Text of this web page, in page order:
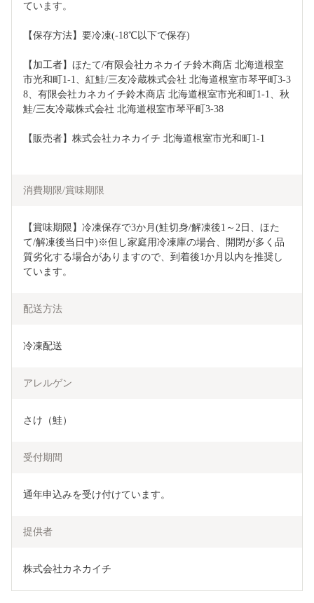
ています。
【保存方法】要冷凍(-18℃以下で保存)
【加工者】ほたて/有限会社カネカイチ鈴木商店 北海道根室
市光和町1-1、紅鮭/三友冷蔵株式会社 北海道根室市琴平町3-3
8、有限会社カネカイチ鈴木商店 北海道根室市光和町1-1、秋
鮭/三友冷蔵株式会社 北海道根室市琴平町3-38
【販売者】株式会社カネカイチ 北海道根室市光和町1-1
消費期限/賞味期限
【賞味期限】冷凍保存で3か月(鮭切身/解凍後1～2日、ほた
て/解凍後当日中)※但し家庭用冷凍庫の場合、開閉が多く品
質劣化する場合がありますので、到着後1か月以内を推奨し
ています。
配送方法
冷凍配送
アレルゲン
さけ（鮭）
受付期間
通年申込みを受け付けています。
提供者
株式会社カネカイチ